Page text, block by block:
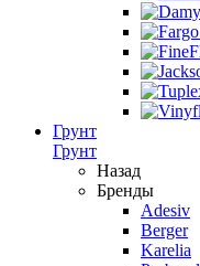
Грунт
Грунт
Назад
Бренды
Adesiv
Berger
Karelia